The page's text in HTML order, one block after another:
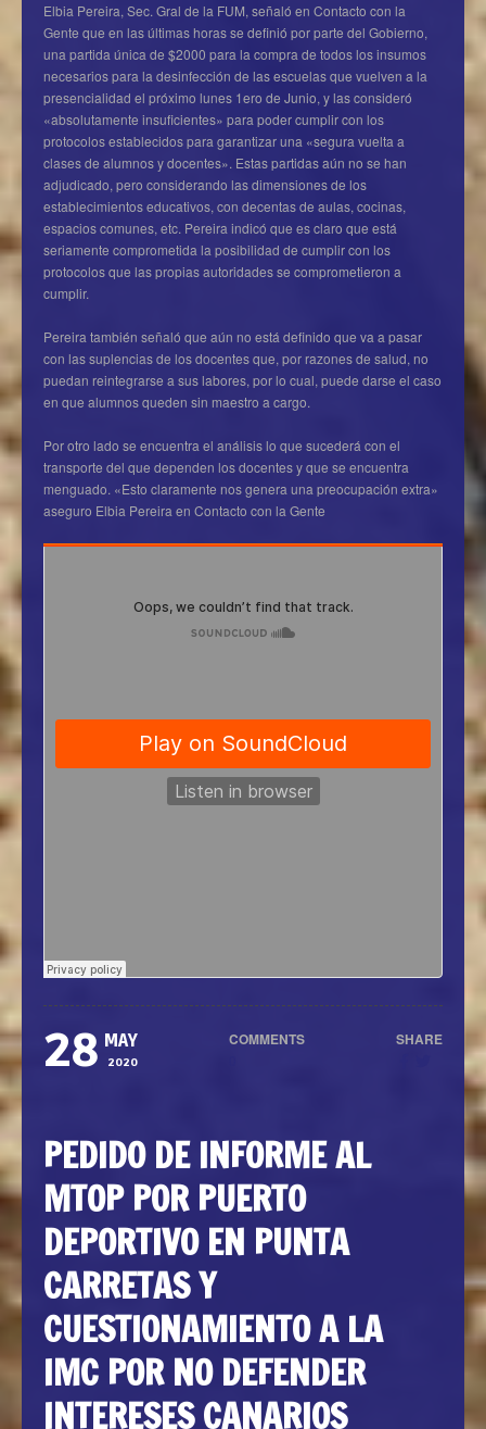
Elbia Pereira, Sec. Gral de la FUM, señaló en Contacto con la
Gente que en las últimas horas se definió por parte del Gobierno,
una partida única de $2000 para la compra de todos los insumos
necesarios para la desinfección de las escuelas que vuelven a la
presencialidad el próximo lunes 1ero de Junio, y las consideró
«absolutamente insuficientes» para poder cumplir con los
protocolos establecidos para garantizar una «segura vuelta a
clases de alumnos y docentes». Estas partidas aún no se han
adjudicado, pero considerando las dimensiones de los
establecimientos educativos, con decentas de aulas, cocinas,
espacios comunes, etc. Pereira indicó que es claro que está
seriamente comprometida la posibilidad de cumplir con los
protocolos que las propias autoridades se comprometieron a
cumplir.
Pereira también señaló que aún no está definido que va a pasar
con las suplencias de los docentes que, por razones de salud, no
puedan reintegrarse a sus labores, por lo cual, puede darse el caso
en que alumnos queden sin maestro a cargo.
Por otro lado se encuentra el análisis lo que sucederá con el
transporte del que dependen los docentes y que se encuentra
menguado. «Esto claramente nos genera una preocupación extra»
aseguro Elbia Pereira en Contacto con la Gente
28 MAY
2020
COMMENTS SHARE
PEDIDO DE INFORME AL
MTOP POR PUERTO
DEPORTIVO EN PUNTA
CARRETAS Y
CUESTIONAMIENTO A LA
IMC POR NO DEFENDER
INTERESES CANARIOS